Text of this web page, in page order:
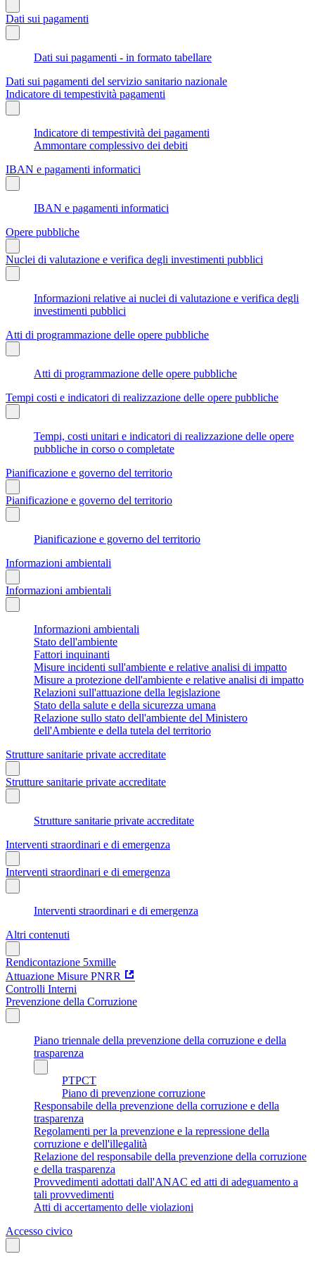
Dati sui pagamenti
Dati sui pagamenti - in formato tabellare
Dati sui pagamenti del servizio sanitario nazionale
Indicatore di tempestività pagamenti
Indicatore di tempestività dei pagamenti
Ammontare complessivo dei debiti
IBAN e pagamenti informatici
IBAN e pagamenti informatici
Opere pubbliche
Nuclei di valutazione e verifica degli investimenti pubblici
Informazioni relative ai nuclei di valutazione e verifica degli
investimenti pubblici
Atti di programmazione delle opere pubbliche
Atti di programmazione delle opere pubbliche
Tempi costi e indicatori di realizzazione delle opere pubbliche
Tempi, costi unitari e indicatori di realizzazione delle opere
pubbliche in corso o completate
Pianificazione e governo del territorio
Pianificazione e governo del territorio
Pianificazione e governo del territorio
Informazioni ambientali
Informazioni ambientali
Informazioni ambientali
Stato dell'ambiente
Fattori inquinanti
Misure incidenti sull'ambiente e relative analisi di impatto
Misure a protezione dell'ambiente e relative analisi di impatto
Relazioni sull'attuazione della legislazione
Stato della salute e della sicurezza umana
Relazione sullo stato dell'ambiente del Ministero
dell'Ambiente e della tutela del territorio
Strutture sanitarie private accreditate
Strutture sanitarie private accreditate
Strutture sanitarie private accreditate
Interventi straordinari e di emergenza
Interventi straordinari e di emergenza
Interventi straordinari e di emergenza
Altri contenuti
Rendicontazione 5xmille
Attuazione Misure PNRR
Controlli Interni
Prevenzione della Corruzione
Piano triennale della prevenzione della corruzione e della
trasparenza
PTPCT
Piano di prevenzione corruzione
Responsabile della prevenzione della corruzione e della
trasparenza
Regolamenti per la prevenzione e la repressione della
corruzione e dell'illegalità
Relazione del responsabile della prevenzione della corruzione
e della trasparenza
Provvedimenti adottati dall'ANAC ed atti di adeguamento a
tali provvedimenti
Atti di accertamento delle violazioni
Accesso civico